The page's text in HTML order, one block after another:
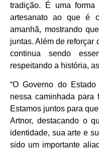
tradição. É uma
artesanato ao que é
amanhã, mostrando
juntas. Além de reforçar
continua sendo
respeitando a história,
“O Governo do
nessa caminhada para
Estamos juntos para
Artnor, destacando o
identidade, sua arte e
sido um importante